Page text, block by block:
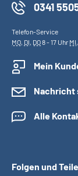
0341
Telefon-Service
MO, DI, DO8 - 17 Uhr MI,
Mein
Nachricht
Alle
Folgen und